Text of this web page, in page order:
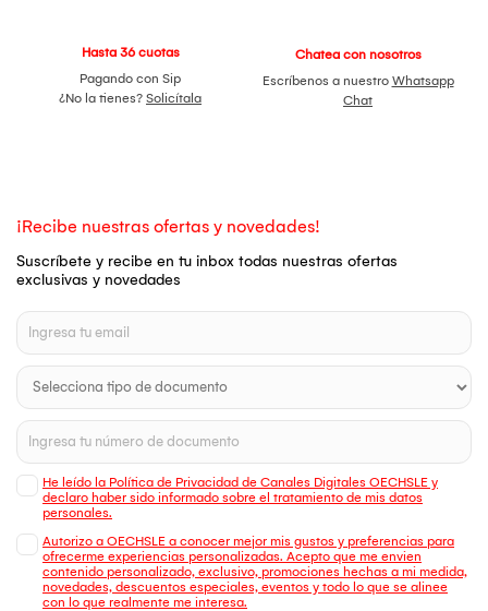
Hasta 36 cuotas
Pagando con Sip
¿No la tienes? Solicítala
Chatea con nosotros
Escríbenos a nuestro Whatsapp
Chat
¡Recibe nuestras ofertas y novedades!
Suscríbete y recibe en tu inbox todas nuestras ofertas
exclusivas y novedades
He leído la Política de Privacidad de Canales Digitales OECHSLE y
declaro haber sido informado sobre el tratamiento de mis datos
personales.
Autorizo a OECHSLE a conocer mejor mis gustos y preferencias para
ofrecerme experiencias personalizadas. Acepto que me envien
contenido personalizado, exclusivo, promociones hechas a mi medida,
novedades, descuentos especiales, eventos y todo lo que se alinee
con lo que realmente me interesa.